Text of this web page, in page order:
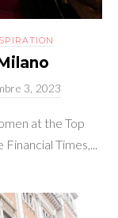
3, 2023
at the Top
Times,...